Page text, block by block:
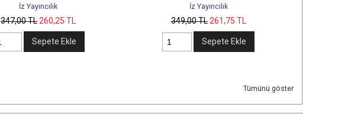
İz Yayıncılık
347,00TL260,25 TL
Sepete Ekle
İz Yayıncılık
349,00TL 261,75 TL
Sepete Ekle
Tümünü göster